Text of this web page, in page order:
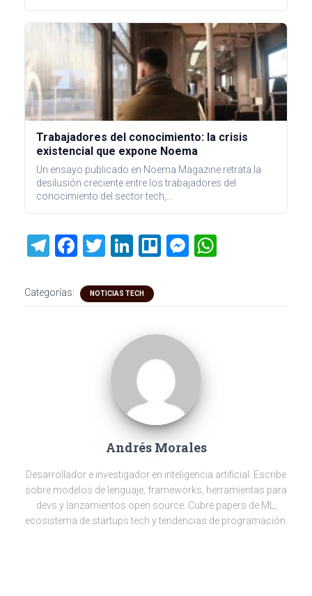
Trabajadores del conocimiento: la crisis
existencial que expone Noema
Un ensayo publicado en Noema Magazine retrata la
desilusión creciente entre los trabajadores del
conocimiento del sector tech,…
T
e
F
ce
T
tt
Li
e
n
Tr M
er
Categorías: NOTICIAS TECH
Andrés Morales
Desarrollador e investigador en inteligencia artificial. Escribe
sobre modelos de lenguaje, frameworks, herramientas para
devs y lanzamientos open source. Cubre papers de ML,
ecosistema de startups tech y tendencias de programación.